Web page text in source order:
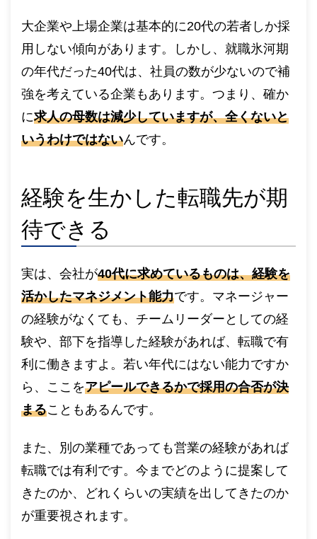
大企業や上場企業は基本的に20代の若者しか採
用しない傾向があります。しかし、就職氷河期
の年代だった40代は、社員の数が少ないので補
強を考えている企業もあります。つまり、確か
に求人の母数は減少していますが、全くないと
いうわけではないんです。
経験を生かした転職先が期
待できる
実は、会社が40代に求めているものは、経験を
活かしたマネジメント能力です。マネージャー
の経験がなくても、チームリーダーとしての経
験や、部下を指導した経験があれば、転職で有
利に働きますよ。若い年代にはない能力ですか
ら、ここをアピールできるかで採用の合否が決
まることもあるんです。
また、別の業種であっても営業の経験があれば
転職では有利です。今までどのように提案して
きたのか、どれくらいの実績を出してきたのか
が重要視されます。